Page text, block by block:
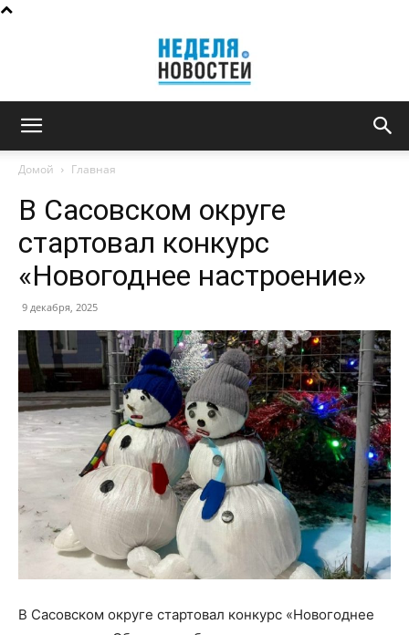
новостей
Домой Главная
В Сасовском округе
стартовал конкурс
«Новогоднее настроение»
9 декабря, 2025
В Сасовском округе стартовал конкурс «Новогоднее